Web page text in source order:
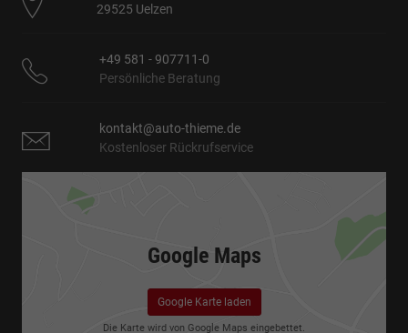
29525 Uelzen
+49 581 - 907711-0
Persönliche Beratung
kontakt@auto-thieme.de
Kostenloser Rückrufservice
Google Maps
Google Karte laden
Die Karte wird von Google Maps eingebettet.